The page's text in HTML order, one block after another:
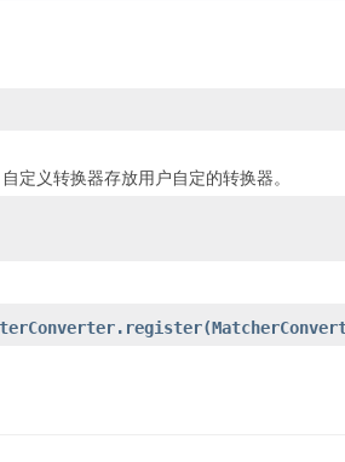
定义转换器存放用户自定的转换器。